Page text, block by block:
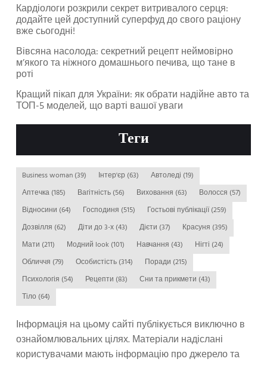
Кардіологи розкрили секрет витривалого серця:
додайте цей доступний суперфуд до свого раціону
вже сьогодні!
Вівсяна насолода: секретний рецепт неймовірно
м’якого та ніжного домашнього печива, що тане в
роті
Кращий пікап для України: як обрати надійне авто та
ТОП-5 моделей, що варті вашої уваги
Теги
Business woman (39) Інтер'єр (63) Автоледі (19)
Аптечка (185) Вагітність (56) Виховання (63) Волосся (57)
Відносини (64) Господиня (515) Гостьові публікації(259)
Дозвілля (62) Діти до 3-х (43) Дієти (37) Красуня (395)
Мати (211) Модний look (101) Навчання (43) Нігті (24)
Обличчя (79) Особистість (314) Поради (215)
Психологія (54) Рецепти (83) Сни та прикмети (43)
Тіло (64)
Інформація на цьому сайті публікується виключно в
ознайомлювальних цілях. Матеріали надіслані
користувачами мають інформацію про джерело та